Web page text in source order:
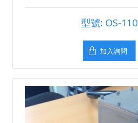
型號: OS-110
加入詢問